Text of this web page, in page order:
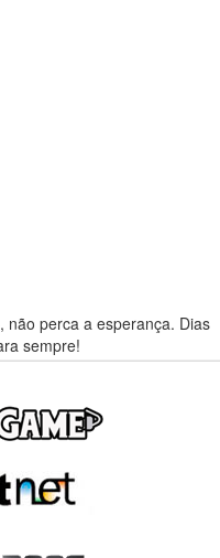
não perca a esperança. Dias
sempre!